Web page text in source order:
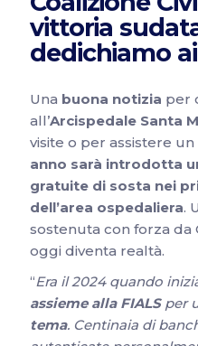
vittoria
dedichiamo
Una buona notizia per
all’Arcispedale Santa
visite o per assistere
anno sarà introdotta
gratuite di sosta nei
dell’area ospedaliera.
sostenuta con forza da
oggi diventa realtà.
“Era il 2024 quando
assieme alla FIALSper
tema. Centinaia di